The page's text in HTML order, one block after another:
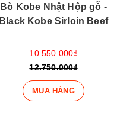
Bò Kobe Nhật Hộp gỗ -
Black Kobe Sirloin Beef
10.550.000₫
12.750.000₫
MUA HÀNG